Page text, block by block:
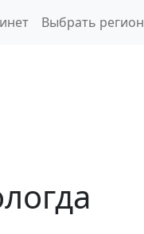
Выбрать регион